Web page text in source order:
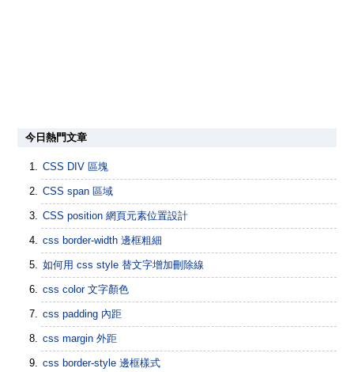
今日熱門文章
CSS DIV 區塊
CSS span 區域
CSS position 網頁元素位置設計
css border-width 邊框粗細
如何用 css style 替文字增加刪除線
css color 文字顏色
css padding 內距
css margin 外距
css border-style 邊框樣式